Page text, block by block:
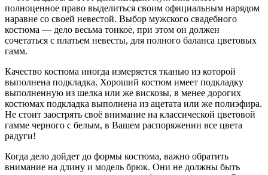
полноценное право выделиться своим официальным нарядом
наравне со своей невестой. Выбор мужского свадебного
костюма — дело весьма тонкое, при этом он должен
сочетаться с платьем невесты, для полного баланса цветовых
гамм.
Качество костюма иногда измеряется тканью из которой
выполнена подкладка. Хороший костюм имеет подкладку
выполненную из шелка или же вискозы, в менее дорогих
костюмах подкладка выполнена из ацетата или же полиэфира.
Не стоит заострять своё внимание на классической цветовой
гамме черного с белым, в Вашем распоряжении все цвета
радуги!
Когда дело дойдет до формы костюма, важно обратить
внимание на длину и модель брюк. Они не должны быть